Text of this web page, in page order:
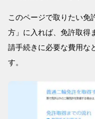
このページで取りたい免
方」に入れば、免許取得
請手続きに必要な費用な
す。